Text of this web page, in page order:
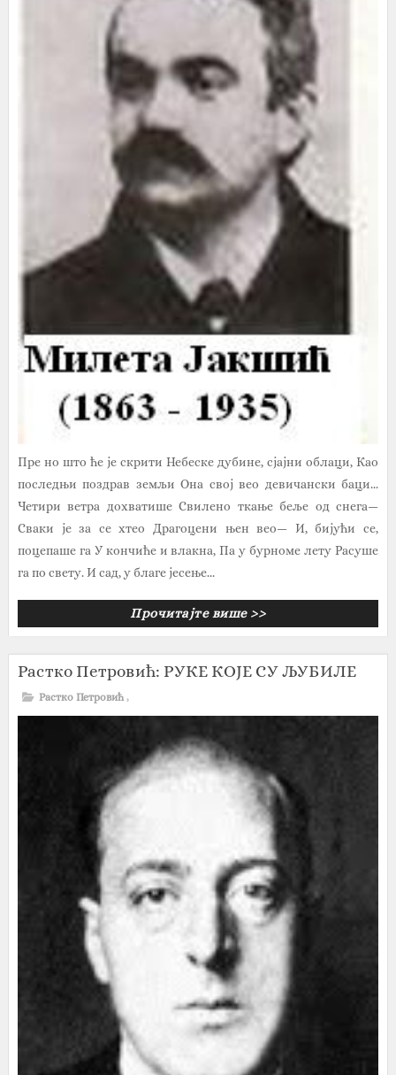
Пре но што ће је скрити Небеске дубине, сјајни облаци, Као
последњи поздрав земљи Она свој вео девичански баци...
Четири ветра дохватише Свилено ткање беље од снега—
Сваки је за се хтео Драгоцени њен вео— И, бијући се,
поцепаше га У кончиће и влакна, Па у бурноме лету Расуше
га по свету. И сад, у благе јесење...
Прочитајте више >>
Растко Петровић: РУКЕ КОЈЕ СУ ЉУБИЛЕ
Растко Петровић ,